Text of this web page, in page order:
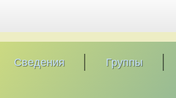
Сведения Группы